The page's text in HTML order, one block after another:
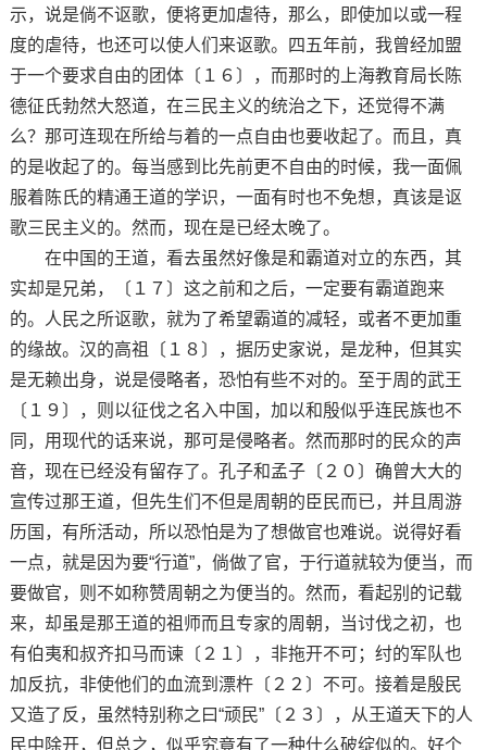
示，说是倘不讴歌，便将更加虐待，那么，即使加以或一程
度的虐待，也还可以使人们来讴歌。四五年前，我曾经加盟
于一个要求自由的团体〔１６〕，而那时的上海教育局长陈
德征氏勃然大怒道，在三民主义的统治之下，还觉得不满
么？那可连现在所给与着的一点自由也要收起了。而且，真
的是收起了的。每当感到比先前更不自由的时候，我一面佩
服着陈氏的精通王道的学识，一面有时也不免想，真该是讴
歌三民主义的。然而，现在是已经太晚了。
在中国的王道，看去虽然好像是和霸道对立的东西，其
实却是兄弟，〔１７〕这之前和之后，一定要有霸道跑来
的。人民之所讴歌，就为了希望霸道的减轻，或者不更加重
的缘故。汉的高祖〔１８〕，据历史家说，是龙种，但其实
是无赖出身，说是侵略者，恐怕有些不对的。至于周的武王
〔１９〕，则以征伐之名入中国，加以和殷似乎连民族也不
同，用现代的话来说，那可是侵略者。然而那时的民众的声
音，现在已经没有留存了。孔子和孟子〔２０〕确曾大大的
宣传过那王道，但先生们不但是周朝的臣民而已，并且周游
历国，有所活动，所以恐怕是为了想做官也难说。说得好看
一点，就是因为要“行道”，倘做了官，于行道就较为便当，而
要做官，则不如称赞周朝之为便当的。然而，看起别的记载
来，却虽是那王道的祖师而且专家的周朝，当讨伐之初，也
有伯夷和叔齐扣马而谏〔２１〕，非拖开不可；纣的军队也
加反抗，非使他们的血流到漂杵〔２２〕不可。接着是殷民
又造了反，虽然特别称之曰“顽民”〔２３〕，从王道天下的人
民中除开，但总之，似乎究竟有了一种什么破绽似的。好个